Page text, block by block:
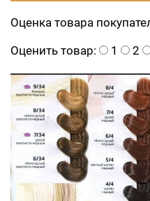
Оценка товара
Оценить товар:
1 2